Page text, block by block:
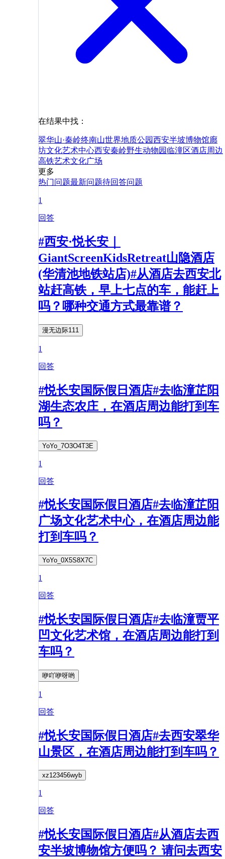
在结果中找：
翠华山·秦岭终南山世界地质公园西安半坡博物馆廊
坊文化艺术中心西安秦岭野生动物园 临潼区酒店周边
高铁艺术文化广场
更多
热门问题最新问题待回答问题
1
回答
#西安·悦长安｜
GiantScreenKidsRetreat山隐酒店
(华清池地铁站店)#从酒店去西安北
站赶高铁，早上七点的车，能赶上
吗？哪种交通方式最靠谱？
漫无边际111
1
回答
#悦长安国际假日酒店#去临潼芷阳
湖生态农庄，在酒店周边能打到车
吗？
YoYo_7O3O4T3E
1
回答
#悦长安国际假日酒店#去临潼芷阳
广场文化艺术中心，在酒店周边能
打到车吗？
YoYo_0X5S8X7C
1
回答
#悦长安国际假日酒店#去临潼贾平
凹文化艺术馆，在酒店周边能打到
车吗？
咿吖咿呀哟
1
回答
#悦长安国际假日酒店#去西安翠华
山景区，在酒店周边能打到车吗？
xz123456wyb
1
回答
#悦长安国际假日酒店#从酒店去西
安半坡博物馆方便吗？ 请问去西安